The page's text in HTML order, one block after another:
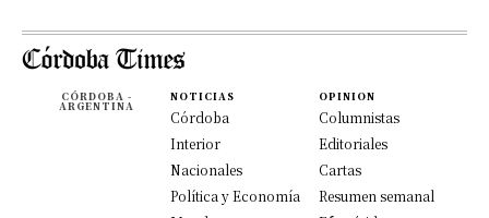
CÓRDOBA -
ARGENTINA
NOTICIAS
Córdoba
Interior
Nacionales
Política y Economía
OPINION
Columnistas
Editoriales
Cartas
Resumen semanal